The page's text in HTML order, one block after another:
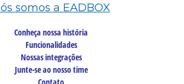
somos a EADBOX
Conheça nossa história
Funcionalidades
Nossas integrações
Junte-se ao nosso time
Contato